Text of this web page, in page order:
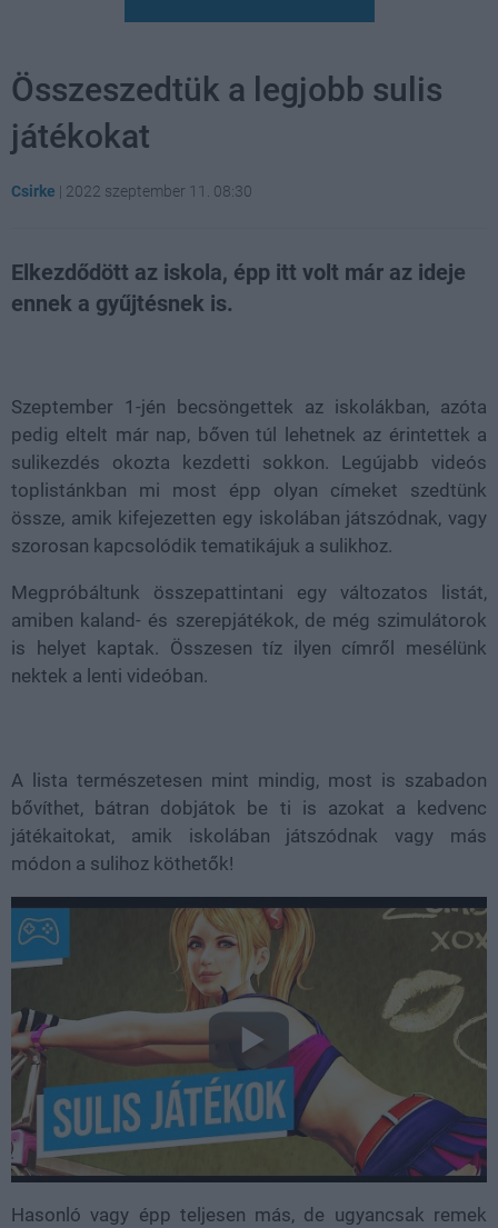
Összeszedtük a legjobb sulis
játékokat
Csirke | 2022 szeptember 11. 08:30
Elkezdődött az iskola, épp itt volt már az ideje
ennek a gyűjtésnek is.
Szeptember 1-jén becsöngettek az iskolákban, azóta
pedig eltelt már nap, bőven túl lehetnek az érintettek a
sulikezdés okozta kezdetti sokkon. Legújabb videós
toplistánkban mi most épp olyan címeket szedtünk
össze, amik kifejezetten egy iskolában játszódnak, vagy
szorosan kapcsolódik tematikájuk a sulikhoz.
Megpróbáltunk összepattintani egy változatos listát,
amiben kaland- és szerepjátékok, de még szimulátorok
is helyet kaptak. Összesen tíz ilyen címről mesélünk
nektek a lenti videóban.
A lista természetesen mint mindig, most is szabadon
bővíthet, bátran dobjátok be ti is azokat a kedvenc
játékaitokat, amik iskolában játszódnak vagy más
módon a sulihoz köthetők!
Hasonló vagy épp teljesen más, de ugyancsak remek